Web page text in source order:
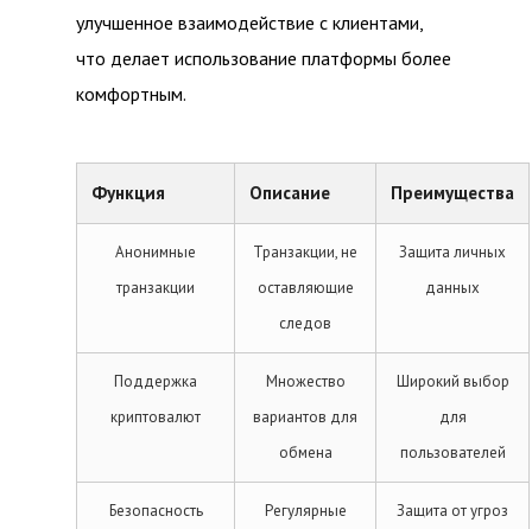
улучшенное взаимодействие с клиентами,
что делает использование платформы более
комфортным.
Функция Описание Преимущества
Анонимные
транзакции
Транзакции, не
оставляющие
следов
Защита личных
данных
Поддержка
криптовалют
Множество
вариантов для
обмена
Широкий выбор
для
пользователей
Безопасность
Регулярные
Защита от угроз